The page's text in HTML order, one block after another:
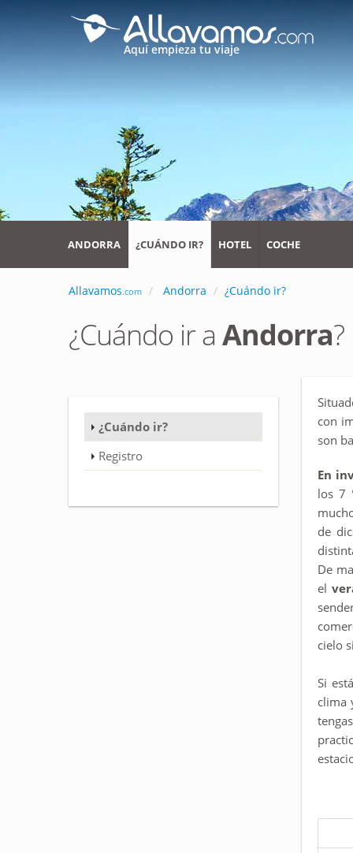
Aquí empieza tu viaje
ANDORRA ¿CUÁNDO IR? HOTEL COCHE
Allavamos.com Andorra ¿Cuándo ir?
¿Cuándo ir a Andorra?
con
son
En
los 7
de
De
el
cielo
Si
clima
¿Cuándo ir?
Registro